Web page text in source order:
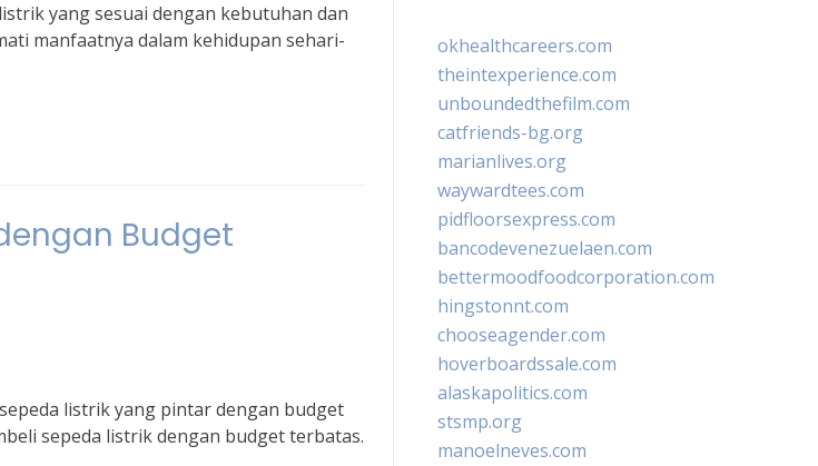
yang sesuai dengan kebutuhan dan
manfaatnya dalam kehidupan sehari-
Budget
listrik yang pintar dengan budget
sepeda listrik dengan budget terbatas.
okhealthcareers.com
theintexperience.com
unboundedthefilm.com
catfriends-bg.org
marianlives.org
waywardtees.com
pidfloorsexpress.com
bancodevenezuelaen.com
bettermoodfoodcorporation.com
hingstonnt.com
chooseagender.com
hoverboardssale.com
alaskapolitics.com
stsmp.org
manoelneves.com